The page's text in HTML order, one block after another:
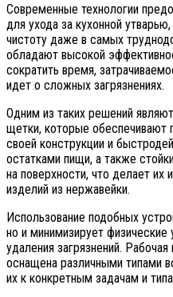
Современные технологии
для ухода за кухонной
чистоту даже в самых
обладают высокой
сократить время,
идет о сложных загрязнениях.
Одним из таких решений
щетки, которые обеспечивают
своей конструкции и
остатками пищи, а также
на поверхности, что делает
изделий из нержавейки.
Использование подобных
но и минимизирует
удаления загрязнений.
оснащена различными типами
их к конкретным задачам и